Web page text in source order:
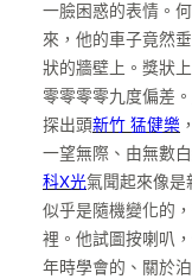
一臉困惑的表情。
來，他的車子竟然
狀的牆壁上。獎狀
零零零零九度偏差
探出頭新竹 猛健樂
一望無際、由無數
科X光氣聞起來像是
似乎是隨機變化的
裡。他試圖按喇叭
年時學會的、關於